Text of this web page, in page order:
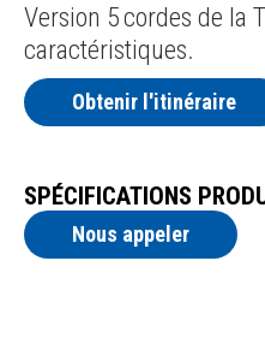
Version 5 cordes de la
caractéristiques.
Obtenir l'itinéraire
SPÉCIFICATIONS
Nous appeler